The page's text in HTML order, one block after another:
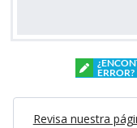
ERROR?
Revisa nuestra